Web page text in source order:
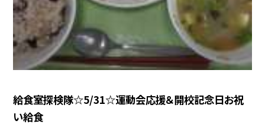
給食室探検隊☆5/31☆運動会応援＆開校記念日お祝
い給食